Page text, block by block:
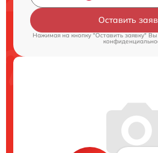
Оставить
Нажимая на кнопку "Оставить заявку"